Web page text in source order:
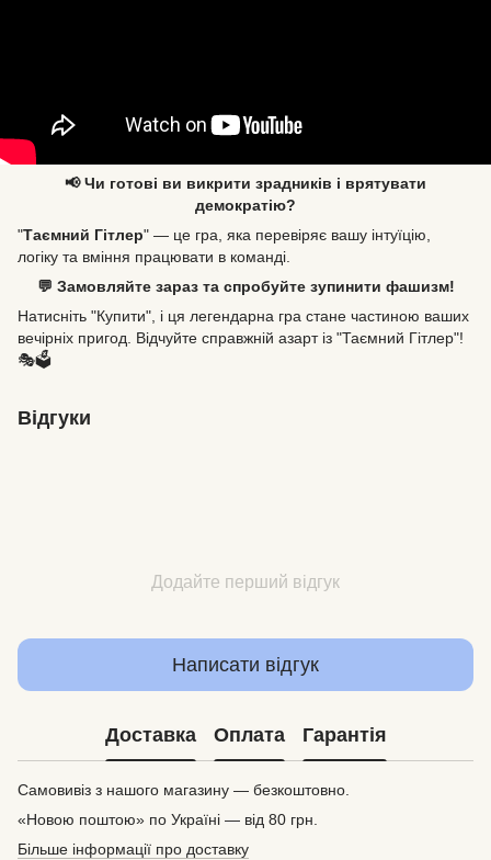
📢 Чи готові ви викрити зрадників і врятувати
демократію?
"Таємний Гітлер" — це гра, яка перевіряє вашу інтуїцію,
логіку та вміння працювати в команді.
💬 Замовляйте зараз та спробуйте зупинити фашизм!
Натисніть "Купити", і ця легендарна гра стане частиною ваших
вечірніх пригод. Відчуйте справжній азарт із "Таємний Гітлер"!
🎭🗳️
Відгуки
Додайте перший відгук
Написати відгук
Доставка Оплата Гарантія
Самовивіз з нашого магазину — безкоштовно.
«Новою поштою» по Україні — від 80 грн.
Більше інформації про доставку